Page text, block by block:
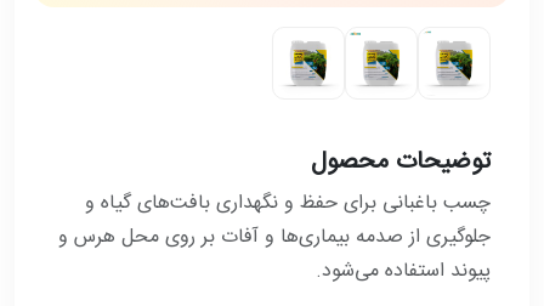
توضیحات محصول
چسب باغبانی برای حفظ و نگهداری بافت‌های گیاه و
جلوگیری از صدمه بیماری‌ها و آفات بر روی محل هرس و
پیوند استفاده می‌شود.